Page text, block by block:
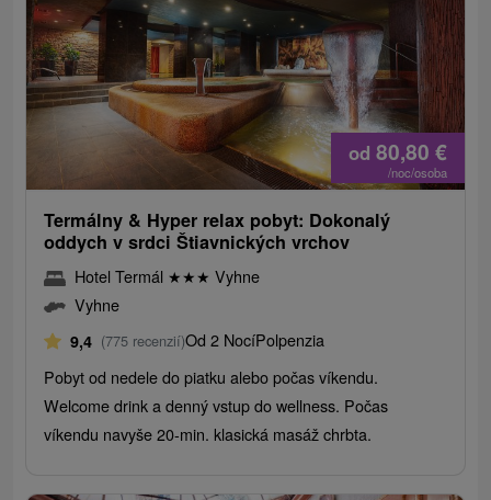
od 80,80 €
/noc/osoba
Termálny & Hyper relax pobyt: Dokonalý
oddych v srdci Štiavnických vrchov
Hotel Termál ★★★ Vyhne
Vyhne
9,4 (775 recenzií)Od 2 NocíPolpenzia
Pobyt od nedele do piatku alebo počas víkendu.
Welcome drink a denný vstup do wellness. Počas
víkendu navyše 20-min. klasická masáž chrbta.